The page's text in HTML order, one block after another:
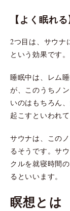
【よく眠れる
2つ目は、サウナ
という効果です。
睡眠中は、レム
が、このうちノ
いのはもちろん
起こすといわれて
サウナは、この
るそうです。サ
クルを就寝時間
るといいます。
瞑想とは